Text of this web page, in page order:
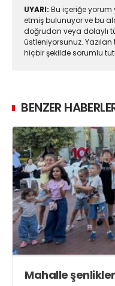
UYARI: Bu içeriğe yorum
etmiş bulunuyor ve bu
doğrudan veya dolaylı
üstleniyorsunuz.
hiçbir şekilde sorumlu
BENZER
Mahalle